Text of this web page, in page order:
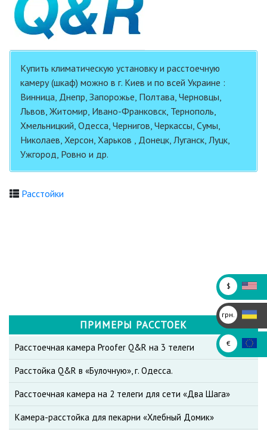
Купить климатическую установку и расстоечную
камеру (шкаф) можно в г. Киев и по всей Украине :
Винница, Днепр, Запорожье, Полтава, Черновцы,
Львов, Житомир, Ивано-Франковск, Тернополь,
Хмельницкий, Одесса, Чернигов, Черкассы, Сумы,
Николаев, Херсон, Харьков , Донецк, Луганск, Луцк,
Ужгород, Ровно и др.
Расстойки
ПРИМЕРЫ РАССТОЕК
Расстоечная камера Proofer Q&R на 3 телеги
Расстойка Q&R в «Булочную», г. Одесса.
Расстоечная камера на 2 телеги для сети «Два Шага»
Камера-расстойка для пекарни «Хлебный Домик»
$
грн.
€